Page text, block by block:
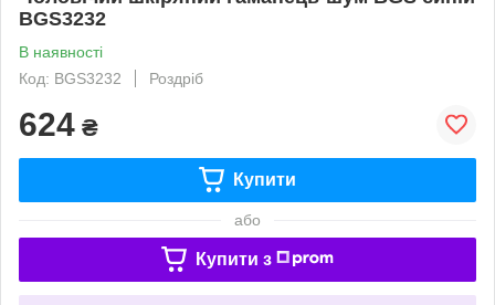
BGS3232
В наявності
Код: BGS3232
Роздріб
624 ₴
Купити
або
Купити з